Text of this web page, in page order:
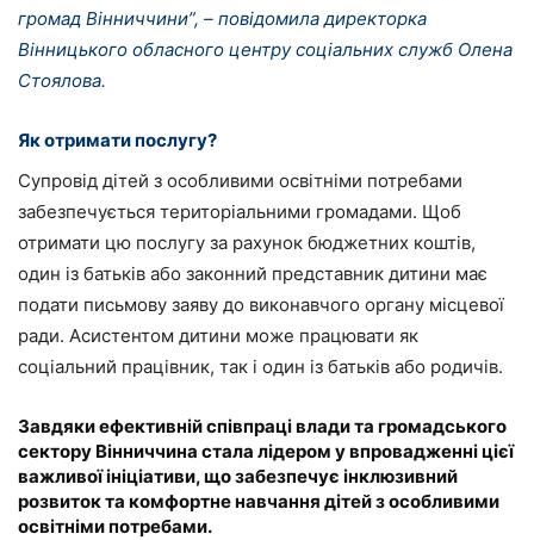
громад Вінниччини”, – повідомила директорка
Вінницького обласного центру соціальних служб Олена
Стоялова.
Як отримати послугу?
Супровід дітей з особливими освітніми потребами
забезпечується територіальними громадами. Щоб
отримати цю послугу за рахунок бюджетних коштів,
один із батьків або законний представник дитини має
подати письмову заяву до виконавчого органу місцевої
ради. Асистентом дитини може працювати як
соціальний працівник, так і один із батьків або родичів.
Завдяки ефективній співпраці влади та громадського
сектору Вінниччина стала лідером у впровадженні цієї
важливої ініціативи, що забезпечує інклюзивний
розвиток та комфортне навчання дітей з особливими
освітніми потребами.